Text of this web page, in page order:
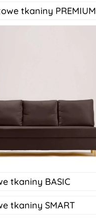
tkaniny PREMIUM
tkaniny BASIC
tkaniny SMART